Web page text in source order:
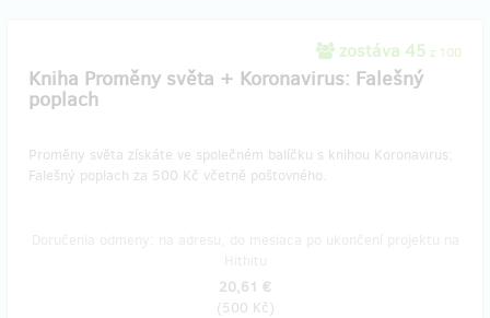
zostáva 45 z 100
Kniha Proměny světa + Koronavirus: Falešný
poplach
Proměny světa získáte ve společném balíčku s knihou Koronavirus:
Falešný poplach za 500 Kč včetně poštovného.
20,61 €
(500 Kč)